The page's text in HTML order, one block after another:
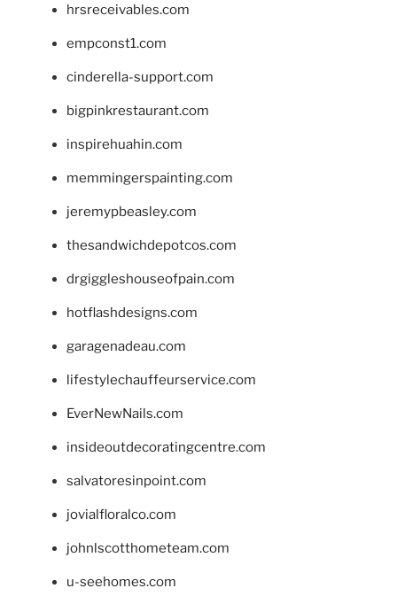
hrsreceivables.com
empconst1.com
cinderella-support.com
bigpinkrestaurant.com
inspirehuahin.com
memmingerspainting.com
jeremypbeasley.com
thesandwichdepotcos.com
drgiggleshouseofpain.com
hotflashdesigns.com
garagenadeau.com
lifestylechauffeurservice.com
EverNewNails.com
insideoutdecoratingcentre.com
salvatoresinpoint.com
jovialfloralco.com
johnlscotthometeam.com
u-seehomes.com